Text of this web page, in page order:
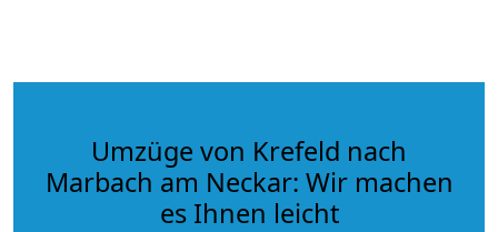
Umzüge von Krefeld nach
Marbach am Neckar: Wir machen
es Ihnen leicht